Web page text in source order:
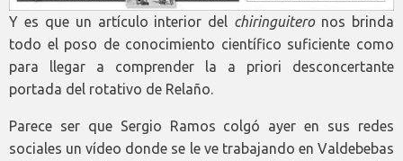
Y es que un artículo interior del chiringuiteronos brinda
todo el poso de conocimiento científico suficiente como
para llegar a comprender la a priori desconcertante
portada del rotativo de Relaño.
Parece ser que Sergio Ramos colgó ayer en sus redes
sociales un vídeo donde se le ve trabajando en Valdebebas